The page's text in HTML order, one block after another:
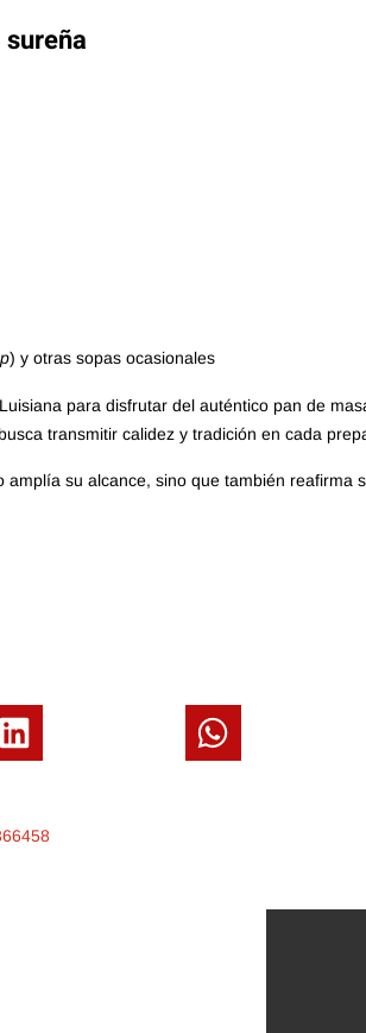
) y otras sopas ocasionales
para disfrutar del auténtico pan de
transmitir calidez y tradición en cada
amplía su alcance, sino que también